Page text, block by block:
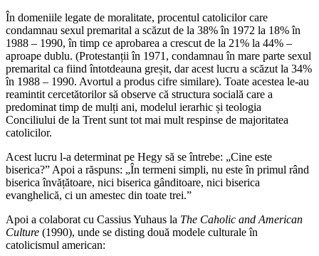
În domeniile legate de moralitate, procentul catolicilor care
condamnau sexul premarital a scăzut de la 38% în 1972 la 18% în
1988 – 1990, în timp ce aprobarea a crescut de la 21% la 44% –
aproape dublu. (Protestanții în 1971, condamnau în mare parte sexul
premarital ca fiind întotdeauna greșit, dar acest lucru a scăzut la 34%
în 1988 – 1990. Avortul a produs cifre similare). Toate acestea le-au
reamintit cercetătorilor să observe că structura socială care a
predominat timp de mulți ani, modelul ierarhic și teologia
Conciliului de la Trent sunt tot mai mult respinse de majoritatea
catolicilor.
Acest lucru l-a determinat pe Hegy să se întrebe: „Cine este
biserica?” Apoi a răspuns: „În termeni simpli, nu este în primul rând
biserica învățătoare, nici biserica gânditoare, nici biserica
evanghelică, ci un amestec din toate trei.”
Apoi a colaborat cu Cassius Yuhaus la The Caholic and American
Culture (1990), unde se disting două modele culturale în
catolicismul american: